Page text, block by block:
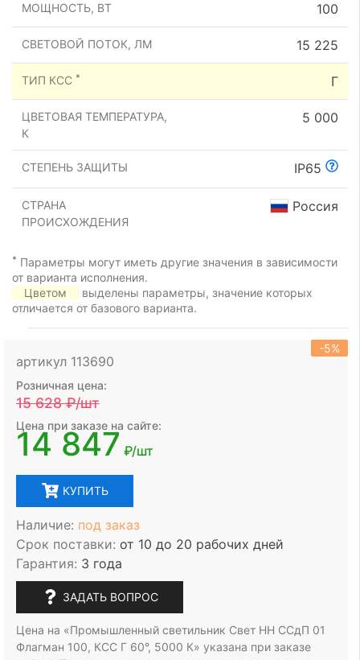
МОЩНОСТЬ, ВТ 100
СВЕТОВОЙ ПОТОК, ЛМ 15 225
ТИП КСС * Г
ЦВЕТОВАЯ ТЕМПЕРАТУРА,
К
5 000
СТЕПЕНЬ ЗАЩИТЫ IP65
СТРАНА
ПРОИСХОЖДЕНИЯ
Россия
* Параметры могут иметь другие значения в зависимости
от варианта исполнения.
Цветом
выделены параметры, значение которых
отличается от базового варианта.
артикул 113690
-5%
Розничная цена:
15 628₽/шт
Цена при заказе на сайте:
14 847 ₽/шт
КУПИТЬ
Наличие: под заказ
Срок поставки: от 10 до 20 рабочих дней
Гарантия: 3 года
ЗАДАТЬ ВОПРОС
Цена на «Промышленный светильник Свет НН ССдП 01
Флагман 100, КСС Г 60°, 5000 К» указана при заказе